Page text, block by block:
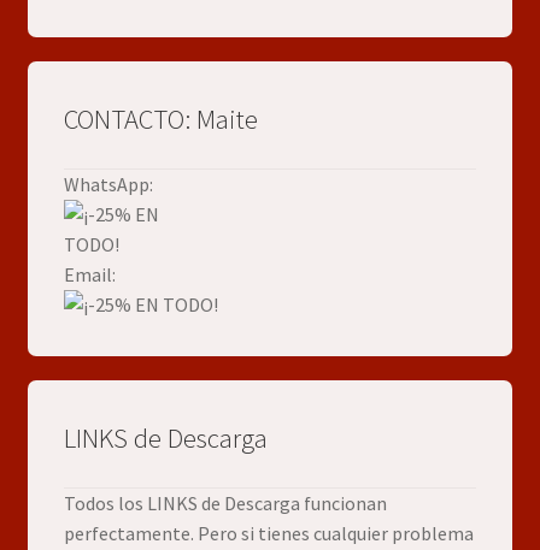
CONTACTO: Maite
WhatsApp:
Email:
LINKS de Descarga
Todos los LINKS de Descarga funcionan
perfectamente. Pero si tienes cualquier problema